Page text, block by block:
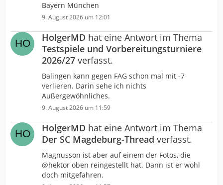
Bayern München
9. August 2026 um 12:01
HolgerMD hat eine Antwort im Thema
Testspiele und Vorbereitungsturniere
2026/27 verfasst.
Balingen kann gegen FAG schon mal mit -7
verlieren. Darin sehe ich nichts
Außergewöhnliches.
9. August 2026 um 11:59
HolgerMD hat eine Antwort im Thema
Der SC Magdeburg-Thread verfasst.
Magnusson ist aber auf einem der Fotos, die
@hektor oben reingestellt hat. Dann ist er wohl
doch mitgefahren.